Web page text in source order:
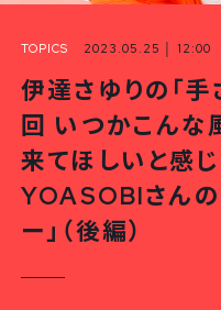
TOPICS 2023.05.25 │ 12:00
伊達さゆりの「手
回 いつかこんな
来てほしいと感
YOASOBIさんの
ー」（後編）